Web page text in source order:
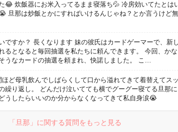
😂 炊飯器にお米入ってるまま寝落ち💦 冷房効いてたとは
旦那は炒飯とかにすればいけるんじゃね？とか言うけど
ですか？ 長くなります 妹の彼氏はカードゲーマーで、新
るとなると毎回抽選を私たちに頼んできます。 今回、か
うなカードの抽選を頼まれ、快諾しました。 こ…
ど母乳飲んでしばらくして口から溢れてきて着替えてス
繰り返し。 どんだけ泣いてても横でグーグー寝てる旦那に
うしたらいいのか分からなくなってきて私自身涙😭
「旦那」に関する質問をもっと見る